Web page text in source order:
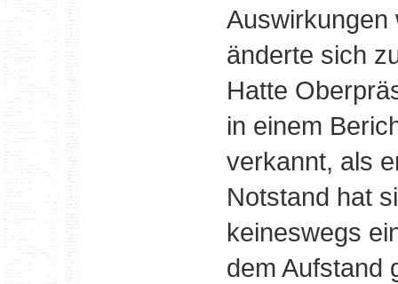
Auswirkungen
änderte sich
Hatte
in einem
verkannt, als
Notstand hat
keineswegs
dem Aufstand